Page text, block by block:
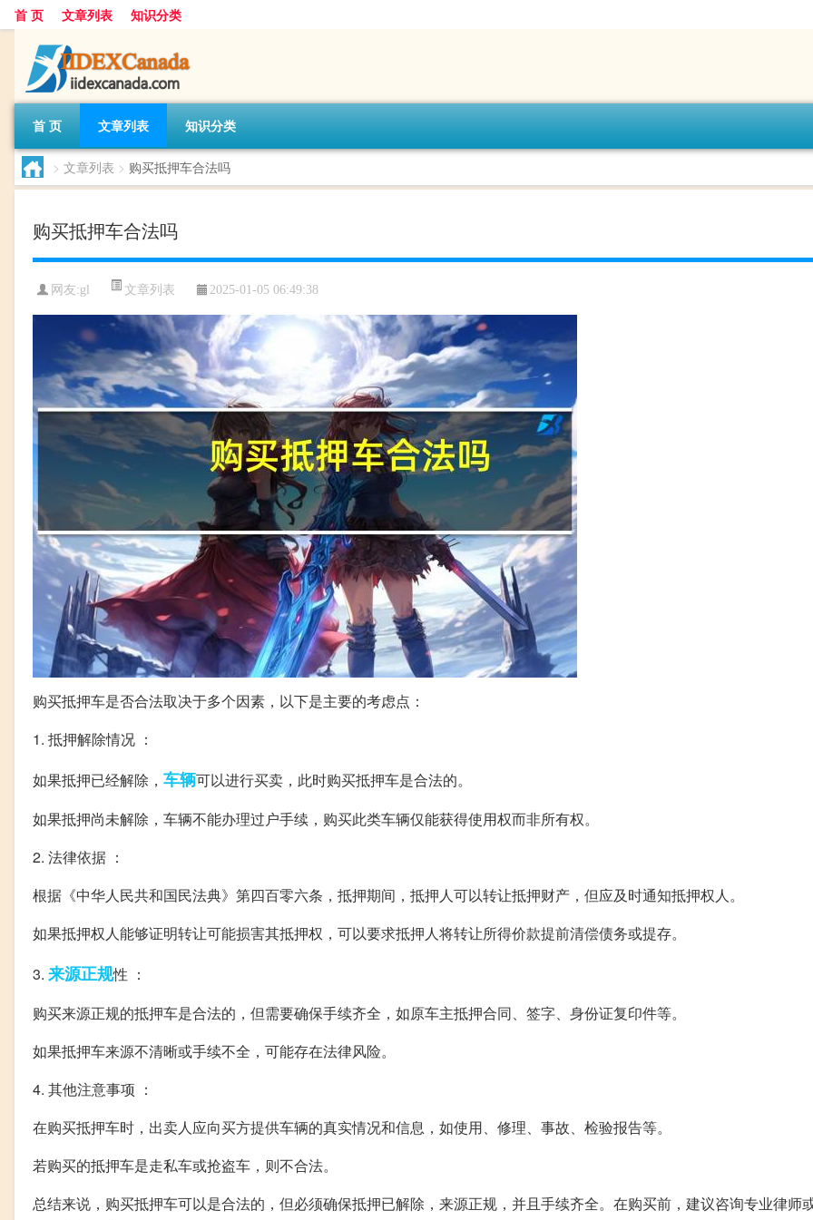
首 页 文章列表 知识分类
首 页 文章列表 知识分类
> 文章列表 > 购买抵押车合法吗
购买抵押车合法吗
网友:gl 文章列表 2025-01-05 06:49:38
购买抵押车是否合法取决于多个因素，以下是主要的考虑点：
1. 抵押解除情况 ：
如果抵押已经解除， 车辆可以进行买卖，此时购买抵押车是合法的。
如果抵押尚未解除，车辆不能办理过户手续，购买此类车辆仅能获得使用权而非所有权。
2. 法律依据 ：
根据《中华人民共和国民法典》第四百零六条，抵押期间，抵押人可以转让抵押财产，但应及时通知抵押权人。
如果抵押权人能够证明转让可能损害其抵押权，可以要求抵押人将转让所得价款提前清偿债务或提存。
3. 来源正规性 ：
购买来源正规的抵押车是合法的，但需要确保手续齐全，如原车主抵押合同、签字、身份证复印件等。
如果抵押车来源不清晰或手续不全，可能存在法律风险。
4. 其他注意事项 ：
在购买抵押车时，出卖人应向买方提供车辆的真实情况和信息，如使用、修理、事故、检验报告等。
若购买的抵押车是走私车或抢盗车，则不合法。
总结来说，购买抵押车可以是合法的，但必须确保抵押已解除，来源正规，并且手续齐全。在购买前，建议咨询专业律师